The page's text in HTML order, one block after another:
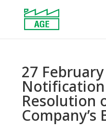
27
Resolution
Company’s